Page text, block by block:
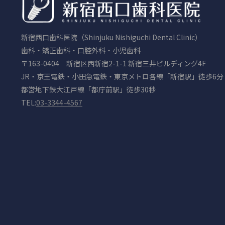
新宿西口歯科医院（Shinjuku Nishiguchi Dental Clinic）
歯科・矯正歯科・口腔外科・小児歯科
〒163-0404 新宿区西新宿2-1-1 新宿三井ビルディング4F
JR・京王電鉄・小田急電鉄・東京メトロ各線「新宿駅」徒歩6分
都営地下鉄大江戸線「都庁前駅」徒歩30秒
TEL:03-3344-4567